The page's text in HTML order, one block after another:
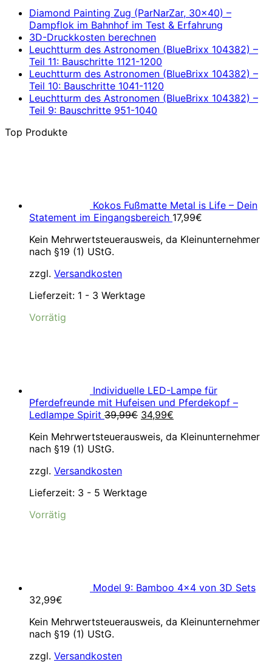
Diamond Painting Zug (ParNarZar, 30×40) –
Dampflok im Bahnhof im Test & Erfahrung
3D-Druckkosten berechnen
Leuchtturm des Astronomen (BlueBrixx 104382) –
Teil 11: Bauschritte 1121-1200
Leuchtturm des Astronomen (BlueBrixx 104382) –
Teil 10: Bauschritte 1041-1120
Leuchtturm des Astronomen (BlueBrixx 104382) –
Teil 9: Bauschritte 951-1040
Top Produkte
Kokos Fußmatte Metal is Life – Dein
Statement im Eingangsbereich 17,99€
Kein Mehrwertsteuerausweis, da Kleinunternehmer
nach §19 (1) UStG.
zzgl. Versandkosten
Lieferzeit: 1 - 3 Werktage
Vorrätig
Individuelle LED-Lampe für
Pferdefreunde mit Hufeisen und Pferdekopf –
Ledlampe Spirit 39,99€ Ursprünglicher
war:
34,99€
ist:
Kein Mehrwertsteuerausweis, da Kleinunternehmer
nach §19 (1) UStG.
zzgl. Versandkosten
Lieferzeit: 3 - 5 Werktage
Vorrätig
Model 9: Bamboo 4×4 von 3D Sets
32,99€
Kein Mehrwertsteuerausweis, da Kleinunternehmer
nach §19 (1) UStG.
zzgl. Versandkosten